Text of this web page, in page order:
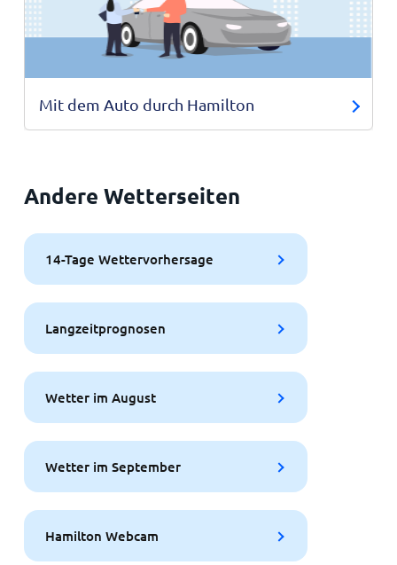
Mit dem Auto durch Hamilton
Andere Wetterseiten
14-Tage Wettervorhersage
Langzeitprognosen
Wetter im August
Wetter im September
Hamilton Webcam